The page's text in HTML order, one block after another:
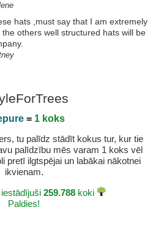
hats ,must say that I am extremely
others well structured hats will be
= 1 koks
tu palīdz stādīt kokus tur, kur tie
palīdzību mēs varam 1 koks vēl
pretī ilgtspējai un labākai nākotnei
ikvienam.
259.788 koki
Paldies!